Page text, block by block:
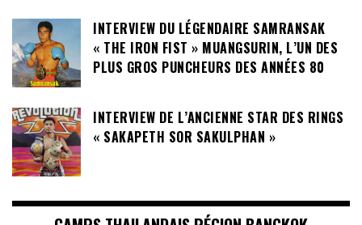
INTERVIEW DU LÉGENDAIRE SAMRANSAK
« THE IRON FIST » MUANGSURIN, L’UN DES
PLUS GROS PUNCHEURS DES ANNÉES 80
INTERVIEW DE L’ANCIENNE STAR DES RINGS
« SAKAPETH SOR SAKULPHAN »